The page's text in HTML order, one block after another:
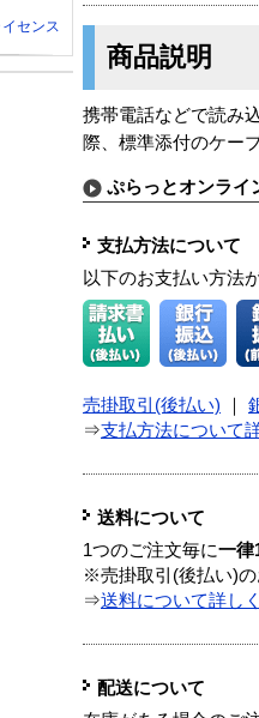
商品説明
携帯電話などで読み
際、標準添付のケー
ぷらっとオンライ
支払方法について
以下のお支払い方法
売掛取引(後払い)
⇒支払方法について
送料について
1つのご注文毎に一律
※売掛取引(後払い)の
⇒送料について詳し
配送について
センス